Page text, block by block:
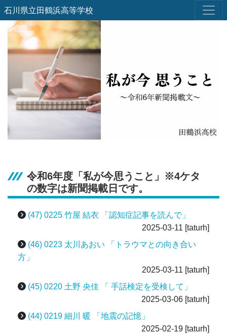
石川県立田鶴浜高等学校
令和6年度「私が今思うこと」※4ケタ
の数字は新聞掲載日です。
(47) 0225 竹屋 結衣 「認知症記事を読んで」
2025-03-11 [taturh]
(46) 0223 太川あおい 「トラウマとの向き合い
方」
2025-03-11 [taturh]
(45) 0220 土野 央佳 「 手話検定を受検して」
2025-03-06 [taturh]
(44) 0219 細川 暖 「地震の記憶」
2025-02-19 [taturh]